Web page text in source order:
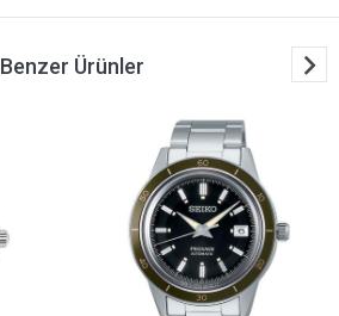
Benzer Ürünler